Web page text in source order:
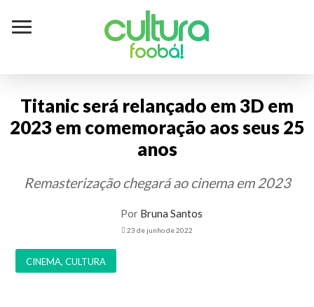
Cultura
foobá!
Titanic será relançado em 3D em
2023 em comemoração aos seus 25
anos
Remasterização chegará ao cinema em 2023
Por Bruna Santos
23 de junho de 2022
CINEMA,CULTURA